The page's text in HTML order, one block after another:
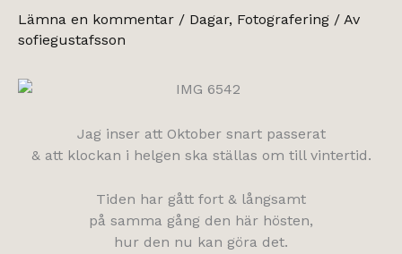
Lämna en kommentar / Dagar, Fotografering / Av
sofiegustafsson
Jag inser att Oktober snart passerat
& att klockan i helgen ska ställas om till vintertid.
Tiden har gått fort & långsamt
på samma gång den här hösten,
hur den nu kan göra det.